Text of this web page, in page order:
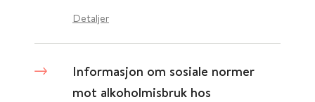
Detaljer
Informasjon om sosiale normer
mot alkoholmisbruk hos